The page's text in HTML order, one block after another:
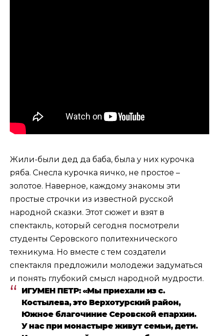
Жили-были дед да баба, была у них курочка
ряба. Снесла курочка яичко, не простое –
золотое. Наверное, каждому знакомы эти
простые строчки из известной русской
народной сказки. Этот сюжет и взят в
спектакль, который сегодня посмотрели
студенты Серовского политехнического
техникума. Но вместе с тем создатели
спектакля предложили молодежи задуматься
и понять глубокий смысл народной мудрости.
ИГУМЕН ПЕТР: «Мы приехали из с.
Костылева, это Верхотурский район,
Южное благочиние Серовской епархии.
У нас при монастыре живут семьи, дети.